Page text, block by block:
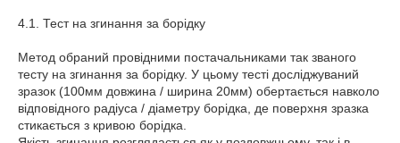
4.1. Тест на згинання за борідку
Метод обраний провідними постачальниками так званого
тесту на згинання за борідку. У цьому тесті досліджуваний
зразок (100мм довжина / ширина 20мм) обертається навколо
відповідного радіуса / діаметру борідка, де поверхня зразка
стикається з кривою борідка.